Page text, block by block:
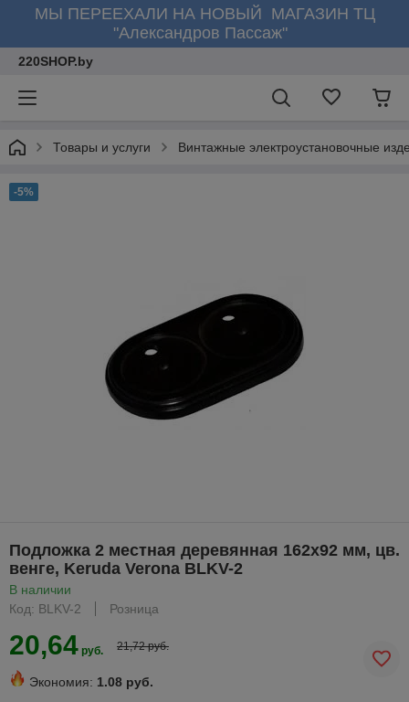
МЫ ПЕРЕЕХАЛИ НА НОВЫЙ МАГАЗИН ТЦ
"Александров Пассаж"
220SHOP.by
Товары и услуги Винтажные электроустановочные
-5%
Подложка 2 местная деревянная 162х92 мм, цв.
венге, Keruda Verona BLKV-2
В наличии
Код: BLKV-2
Розница
20,64 руб. 21,72 руб.
Экономия: 1.08 руб.